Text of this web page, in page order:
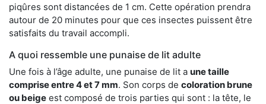
piqûres sont distancées de 1 cm. Cette opération prendra
autour de 20 minutes pour que ces insectes puissent être
satisfaits du travail accompli.
A quoi ressemble une punaise de lit adulte
Une fois à l’âge adulte, une punaise de lit a une taille
comprise entre 4 et 7 mm. Son corps de coloration brune
ou beige est composé de trois parties qui sont : la tête, le